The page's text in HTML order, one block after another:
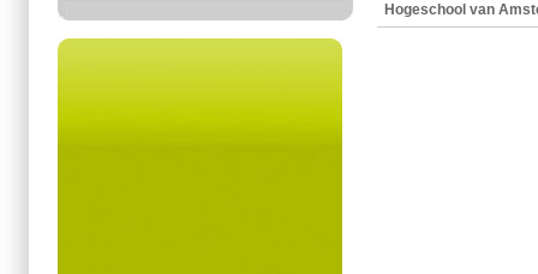
Hogeschool van